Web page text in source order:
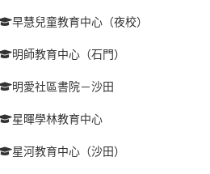
早慧兒童教育中心（夜校）
明師教育中心（石門）
明愛社區書院－沙田
星暉學林教育中心
星河教育中心（沙田）